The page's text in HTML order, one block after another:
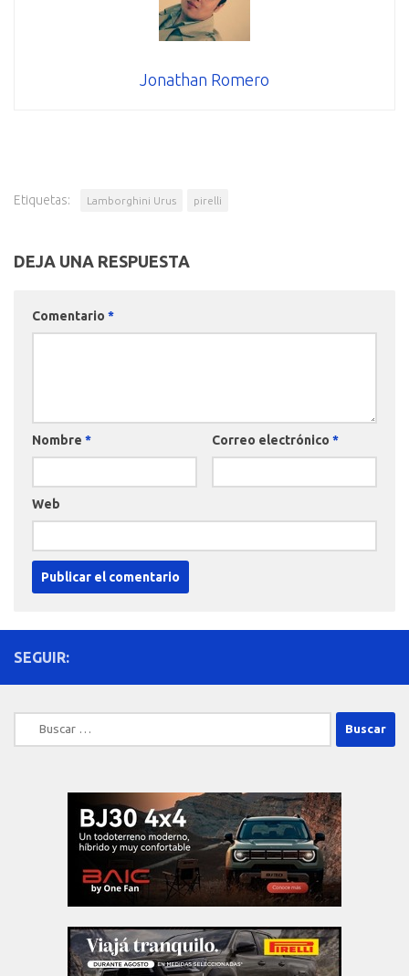
Jonathan Romero
Etiquetas: Lamborghini Urus pirelli
DEJA UNA RESPUESTA
Comentario *
Nombre * Correo electrónico *
Web
SEGUIR:
Buscar: